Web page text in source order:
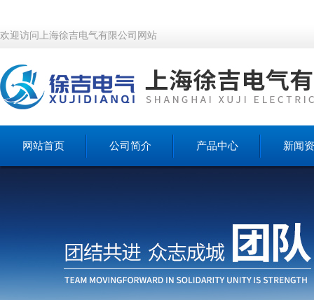
欢迎访问上海徐吉电气有限公司网站
网站首页 公司简介 产品中心 新闻